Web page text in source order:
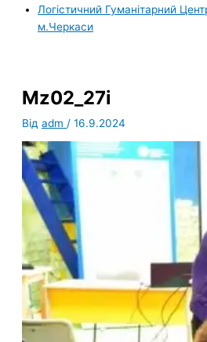
Логістичний Гуманітарний
м.Черкаси
Mz02_27i
Від adm / 16.9.2024